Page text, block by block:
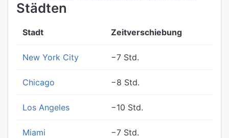
Städten
Stadt Zeitverschiebung
New York City −7 Std.
Chicago −8 Std.
Los Angeles −10 Std.
Miami −7 Std.